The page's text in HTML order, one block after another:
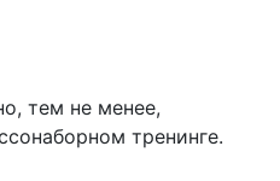
тем не менее,
тренинге.